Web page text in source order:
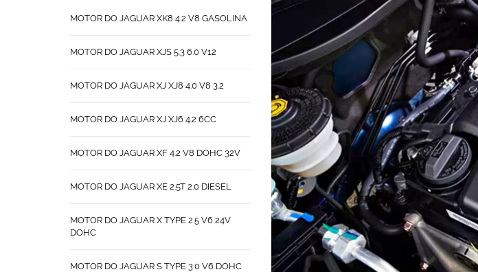
MOTOR DO JAGUAR XK8 4.2 V8 GASOLINA
MOTOR DO JAGUAR XJS 5.3 6.0 V12
MOTOR DO JAGUAR XJ XJ8 4.0 V8 3.2
MOTOR DO JAGUAR XJ XJ6 4.2 6CC
MOTOR DO JAGUAR XF 4.2 V8 DOHC 32V
MOTOR DO JAGUAR XE 2.5T 2.0 DIESEL
MOTOR DO JAGUAR X TYPE 2.5 V6 24V
DOHC
MOTOR DO JAGUAR S TYPE 3.0 V6 DOHC